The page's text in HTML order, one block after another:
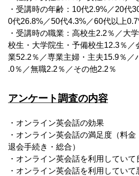
・受講時の年齢：10代2.9%／20代
0代26.8%／50代4.3%／60代以上
・受講時の職業：高校生2.2％／大
校生・大学院生・予備校生12.3％／
業52.2％／専業主婦・主夫15.9％／
.0％／無職2.2％／その他2.2％
アンケート調査の内容
・オンライン英会話の効果
・オンライン英会話の満足度（料
退会手続き・総合）
・オンライン英会話を利用していて
・オンライン英会話を利用していて